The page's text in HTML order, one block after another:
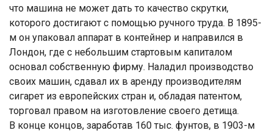
что машина не может дать то качество скрутки,
которого достигают с помощью ручного труда. В 1895-
м он упаковал аппарат в контейнер и направился в
Лондон, где с небольшим стартовым капиталом
основал собственную фирму. Наладил производство
своих машин, сдавал их в аренду производителям
сигарет из европейских стран и, обладая патентом,
торговал правом на изготовление своего детища.
В конце концов, заработав 160 тыс. фунтов, в 1903-м